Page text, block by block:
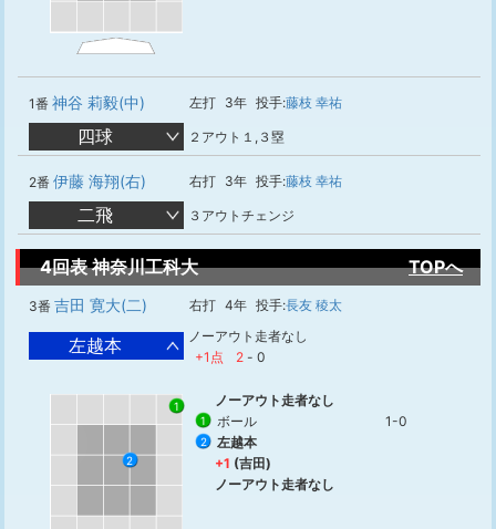
1番 神谷 莉毅(中) 左打 3年 投手:藤枝 幸祐
四球 ２アウト１,３塁
2番 伊藤 海翔(右) 右打 3年 投手:藤枝 幸祐
二飛 ３アウトチェンジ
4回表 神奈川工科大 TOPへ
3番 吉田 寛大(二) 右打 4年 投手:長友 稜太
左越本
ノーアウト走者なし
+1点
2 - 0
1
2
ノーアウト走者なし
1 ボール 1-0
2
左越本
+1 (吉田)
ノーアウト走者なし